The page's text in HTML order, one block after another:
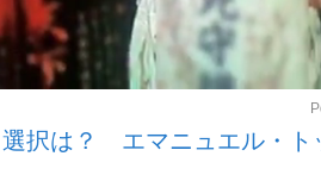
択は？ エマニュエル・ト